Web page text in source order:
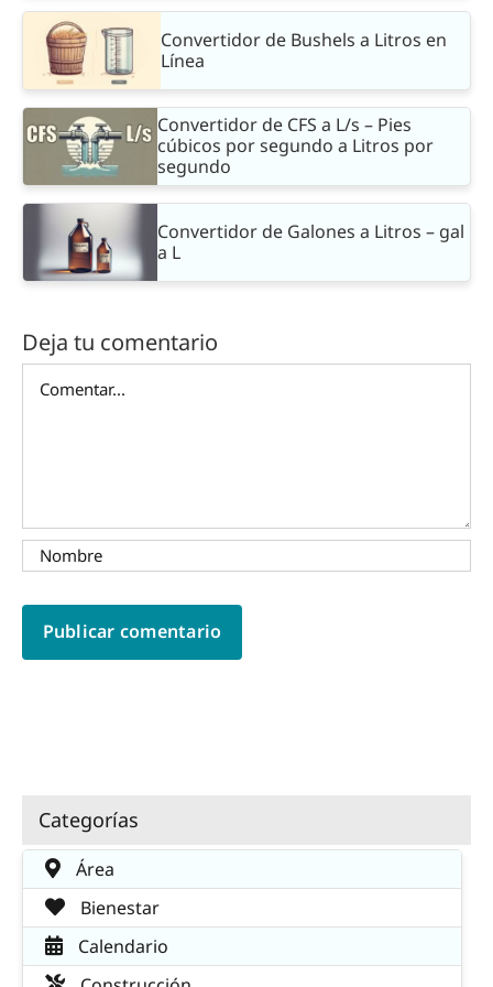
Convertidor de Bushels a Litros en
Línea
Convertidor de CFS a L/s – Pies
cúbicos por segundo a Litros por
segundo
Convertidor de Galones a Litros – gal
a L
Deja tu comentario
Categorías
Área
Bienestar
Calendario